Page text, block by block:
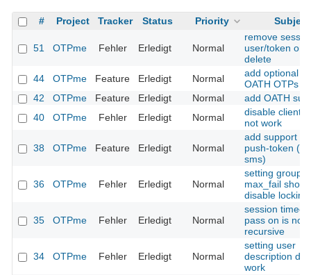
# Project Tracker Status Priority Subject
51 OTPme Fehler Erledigt Normal
remove
user/token on
delete
44
OTPme Feature Erledigt Normal
add optional
OATH OTPs
42
OTPme Feature Erledigt Normal
add OATH
40
OTPme Fehler Erledigt Normal
disable clients
not work
38 OTPme Feature Erledigt Normal
add support for
push-token
sms)
36 OTPme Fehler Erledigt Normal
setting group
max_fail
disable locking
35 OTPme Fehler Erledigt Normal
session
pass on is not
recursive
34 OTPme Fehler Erledigt Normal
setting user
description
work